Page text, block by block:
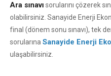
Ara sınavısorularını çözerek
olabilirsiniz. Sanayide Enerji
final (dönem sonu sınavı), tek
sorularına Sanayide Enerji
ulaşabilirsiniz.